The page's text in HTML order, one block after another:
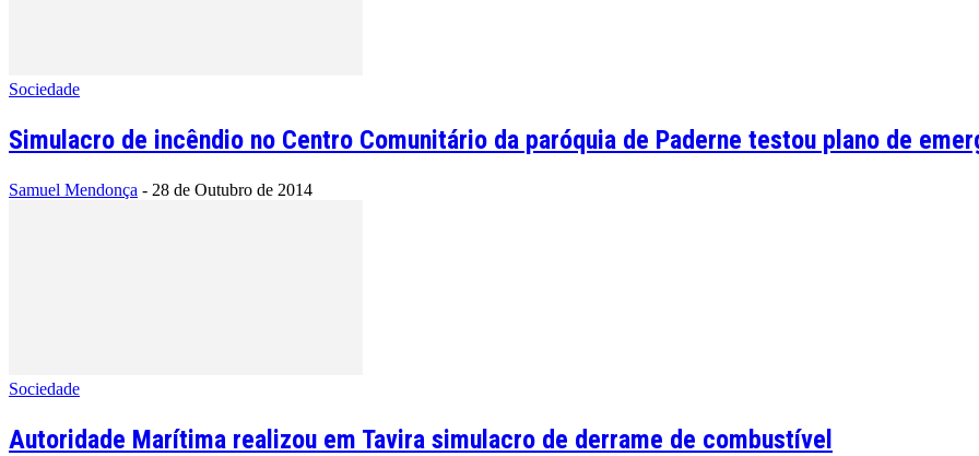
Sociedade
Simulacro de incêndio no Centro Comunitário da paróquia de Paderne testou plano de
Samuel Mendonça - 28 de Outubro de 2014
Sociedade
Autoridade Marítima realizou em Tavira simulacro de derrame de combustível